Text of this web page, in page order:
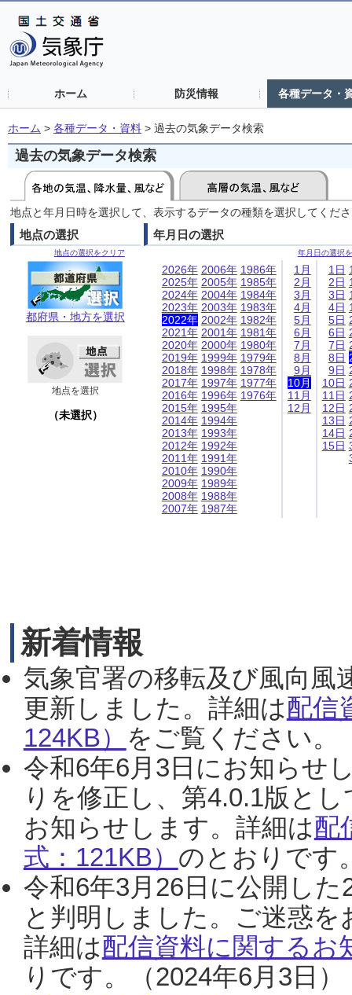
ホーム 防災情報 各種データ・
ホーム > 各種データ・資料 > 過去の気象データ検索
過去の気象データ検索
地点と年月日時を選択して、表示するデータの種類を選択してくだ
地点の選択
地点の選択をクリア
都府県・地方を選択
地点を選択
（未選択）
年月日の選択
年月日の選択
2026年
2025年
2024年
2023年
2022年
2021年
2020年
2019年
2018年
2017年
2016年
2015年
2014年
2013年
2012年
2011年
2010年
2009年
2008年
2007年
2006年
2005年
2004年
2003年
2002年
2001年
2000年
1999年
1998年
1997年
1996年
1995年
1994年
1993年
1992年
1991年
1990年
1989年
1988年
1987年
1986年
1985年
1984年
1983年
1982年
1981年
1980年
1979年
1978年
1977年
1976年
1月
2月
3月
4月
5月
6月
7月
8月
9月
10月
11月
12月
1日
2日
3日
4日
5日
6日
7日
8日
9日
10日
11日
12日
13日
14日
15日
新着情報
気象官署の移転及び風向風
更新しました。詳細は配信
124KB） をご覧ください。
令和6年6月3日にお知らせ
りを修正し、第4.0.1版と
お知らせします。詳細は配
式：121KB） のとおりです
令和6年3月26日に公開し
と判明しました。ご迷惑
詳細は配信資料に関するお
りです。（2024年6月3日）